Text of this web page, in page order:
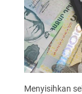
Menyisihkan